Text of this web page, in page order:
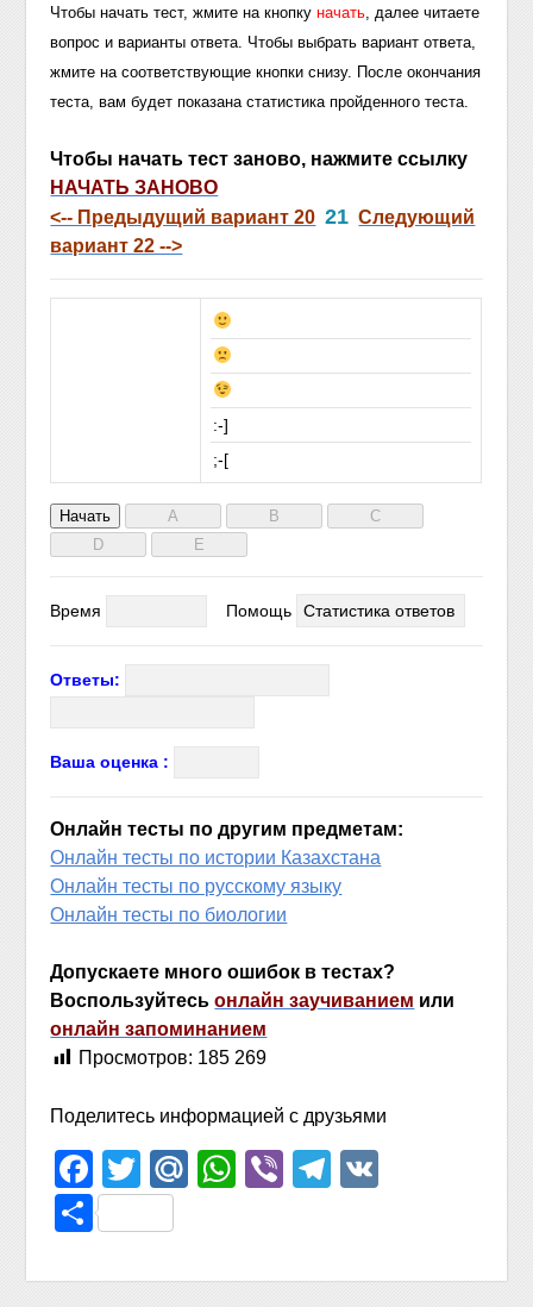
Чтобы начать тест, жмите на кнопкуначать, далее читаете
вопрос и варианты ответа. Чтобы выбрать вариант ответа,
жмите на соответствующие кнопки снизу. После окончания
теста, вам будет показана статистика пройденного теста.
Чтобы начать тест заново, нажмите ссылку
НАЧАТЬ ЗАНОВО
<-- Предыдущий вариант 20 21 Следующий
вариант 22 -->
:-]
;-[
Время Помощь Статистика ответов
Ответы:
Ваша оценка :
Онлайн тесты по другим предметам:
Онлайн тесты по истории Казахстана
Онлайн тесты по русскому языку
Онлайн тесты по биологии
Допускаете много ошибок в тестах?
Воспользуйтесьонлайн заучиванием или
онлайн запоминанием
Просмотров: 185 269
Поделитесь информацией с друзьями
Facebook
TwitterMail.Ru
WhatsApp
ViberTelegram
Отправить